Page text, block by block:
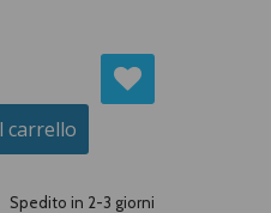
carrello
Spedito in 2-3 giorni